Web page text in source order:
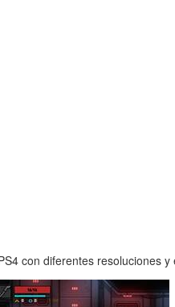
con diferentes resoluciones y